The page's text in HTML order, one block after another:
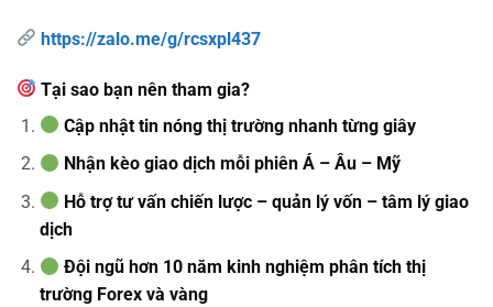
https://zalo.me/g/rcsxpl437
Tại sao bạn nên tham gia?
Cập nhật tin nóng thị trường nhanh từng giây
Nhận kèo giao dịch mỗi phiên Á – Âu – Mỹ
Hỗ trợ tư vấn chiến lược – quản lý vốn – tâm lý giao
dịch
Đội ngũ hơn 10 năm kinh nghiệm phân tích thị
trường Forex và vàng